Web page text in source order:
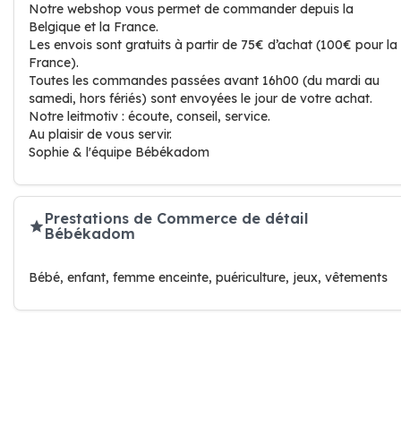
Notre webshop vous permet de commander depuis la
Belgique et la France.
Les envois sont gratuits à partir de 75€ d’achat (100€ pour la
France).
Toutes les commandes passées avant 16h00 (du mardi au
samedi, hors fériés) sont envoyées le jour de votre achat.
Notre leitmotiv : écoute, conseil, service.
Au plaisir de vous servir.
Sophie & l'équipe Bébékadom
Prestations de Commerce de détail
Bébékadom
Bébé, enfant, femme enceinte, puériculture, jeux, vêtements